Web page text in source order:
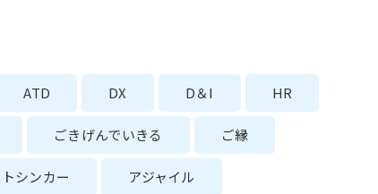
ATD DX D＆I HR
ごきげんでいきる ご縁
シンカー アジャイル